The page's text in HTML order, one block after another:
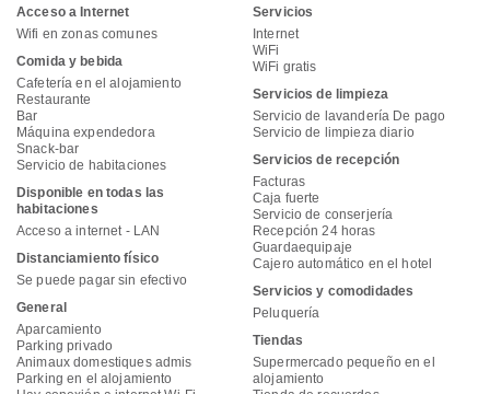
Acceso a Internet
Wifi en zonas comunes
Comida y bebida
Cafetería en el alojamiento
Restaurante
Bar
Máquina expendedora
Snack-bar
Servicio de habitaciones
Disponible en todas las
habitaciones
Acceso a internet - LAN
Distanciamiento físico
Se puede pagar sin efectivo
General
Aparcamiento
Parking privado
Animaux domestiques admis
Parking en el alojamiento
Servicios
Internet
WiFi
WiFi gratis
Servicios de limpieza
Servicio de lavandería De pago
Servicio de limpieza diario
Servicios de recepción
Facturas
Caja fuerte
Servicio de conserjería
Recepción 24 horas
Guardaequipaje
Cajero automático en el hotel
Servicios y comodidades
Peluquería
Tiendas
Supermercado pequeño en el
alojamiento